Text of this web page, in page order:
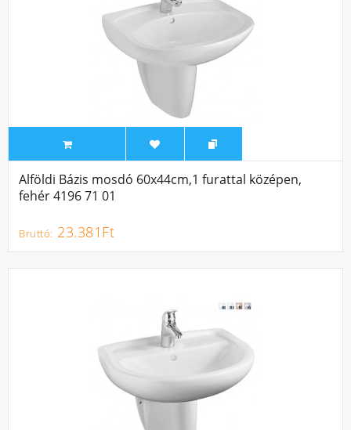
Alföldi Bázis mosdó 60x44cm,1 furattal középen,
fehér 4196 71 01
23.381Ft